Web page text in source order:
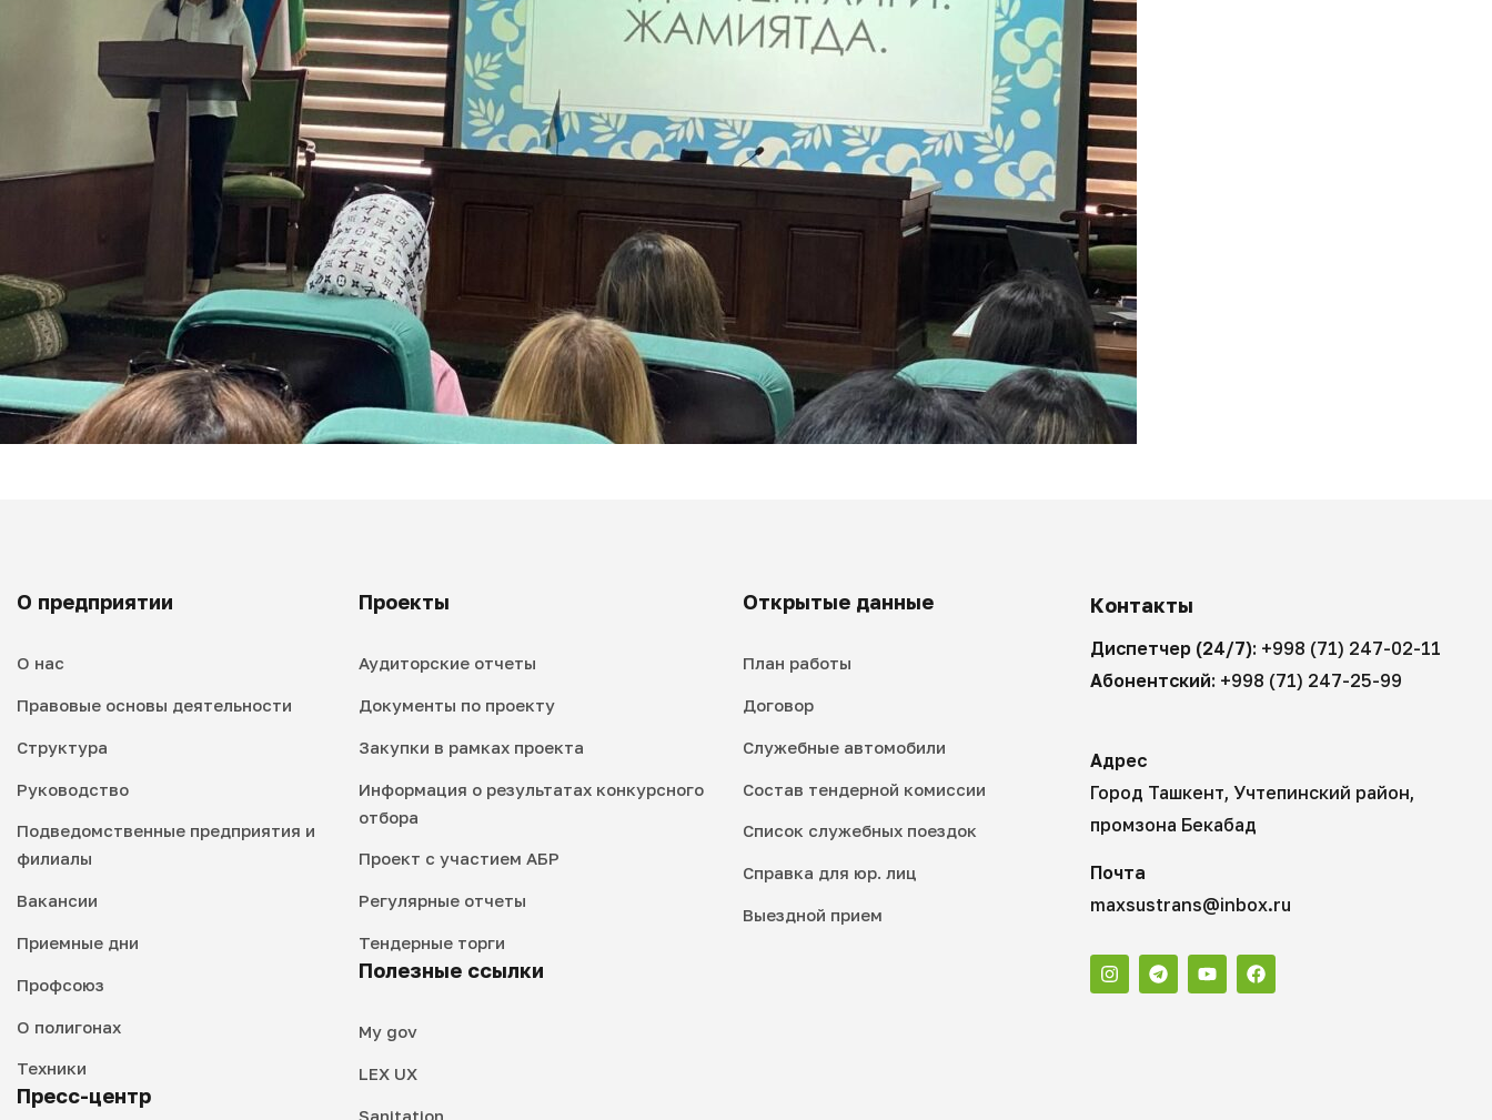
О предприятии
О нас
Правовые основы деятельности
Структура
Руководство
Подведомственные предприятия и
филиалы
Вакансии
Приемные дни
Профсоюз
О полигонах
Техники
Пресс-центр
Проекты
Аудиторские отчеты
Документы по проекту
Закупки в рамках проекта
Информация о результатах конкурсного
отбора
Проект с участием АБР
Регулярные отчеты
Тендерные торги
Полезные ссылки
My gov
LEX UX
Sanitation
Открытые данные
План работы
Договор
Служебные автомобили
Состав тендерной комиссии
Список служебных поездок
Справка для юр. лиц
Выездной прием
Контакты
Диспетчер (24/7): +998 (71) 247-02-11
Абонентский: +998 (71) 247-25-99
Адрес
Город Ташкент, Учтепинский район,
промзона Бекабад
Почта
maxsustrans@inbox.ru